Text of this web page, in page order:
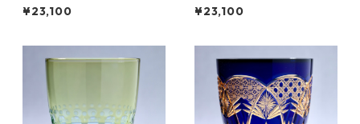
¥23,100 ¥23,100